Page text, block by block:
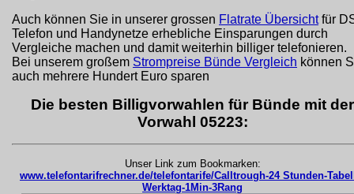
Auch können Sie in unserer grossen Flatrate Übersichtfür
Telefon und Handynetze erhebliche Einsparungen durch
Vergleiche machen und damit weiterhin billiger telefonieren.
Bei unserem großem Strompreise Bünde Vergleich können
auch mehrere Hundert Euro sparen
Die besten Billigvorwahlen für Bünde mit der
Vorwahl 05223:
Unser Link zum Bookmarken:
www.telefontarifrechner.de/telefontarife/Calltrough-24 Stunden-
Werktag-1Min-3Rang